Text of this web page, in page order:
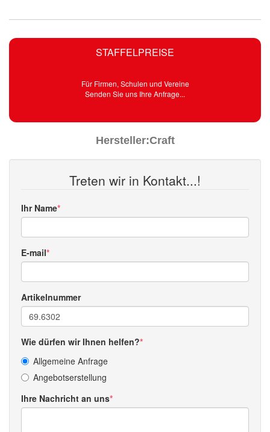
STAFFELPREISE
Für Firmen, Schulen und Vereine
Senden Sie uns Ihre Anfrage...
Hersteller:Craft
Treten wir in Kontakt...!
Ihr Name
E-mail
Artikelnummer
Wie dürfen wir Ihnen helfen?
Allgemeine Anfrage
Angebotserstellung
Ihre Nachricht an uns